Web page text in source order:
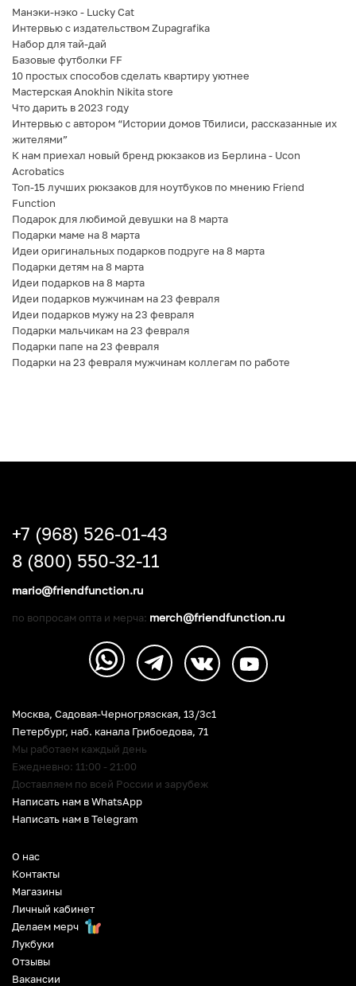
Манэки-нэко - Lucky Cat
Интервью с издательством Zupagrafika
Набор для тай-дай
Базовые футболки FF
10 простых способов сделать квартиру уютнее
Мастерская Anokhin Nikita store
Что дарить в 2023 году
Интервью с автором “Истории домов Тбилиси, рассказанные их
жителями”
К нам приехал новый бренд рюкзаков из Берлина - Ucon
Acrobatics
Топ-15 лучших рюкзаков для ноутбуков по мнению Friend
Function
Подарок для любимой девушки на 8 марта
Подарки маме на 8 марта
Идеи оригинальных подарков подруге на 8 марта
Подарки детям на 8 марта
Идеи подарков на 8 марта
Идеи подарков мужчинам на 23 февраля
Идеи подарков мужу на 23 февраля
Подарки мальчикам на 23 февраля
Подарки папе на 23 февраля
Подарки на 23 февраля мужчинам коллегам по работе
О нас
Контакты
Магазины
Личный кабинет
Делаем мерч
Лукбуки
Отзывы
Вакансии
Москва, Садовая-Черногрязская, 13/3c1
Петербург, наб. канала Грибоедова, 71
Мы работаем каждый день
Ежедневно: 11:00 - 21:00
Доставляем по всей России и зарубеж
Написать нам в WhatsApp
Написать нам в Telegram
+7 (968) 526-01-43
8 (800) 550-32-11
mario@friendfunction.ru
по вопросам опта и мерча: merch@friendfunction.ru